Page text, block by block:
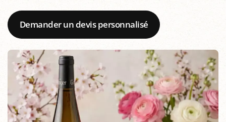
Demander un devis personnalisé